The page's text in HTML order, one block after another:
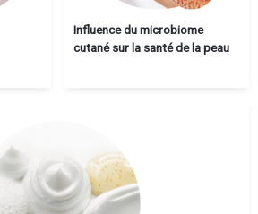
Influence du microbiome
cutané sur la santé de la peau